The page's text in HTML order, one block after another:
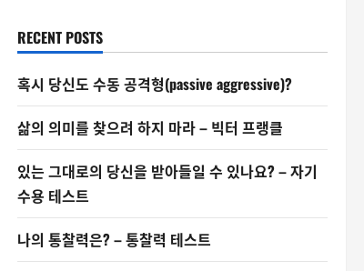
RECENT POSTS
혹시 당신도 수동 공격형(passive aggressive)?
삶의 의미를 찾으려 하지 마라 – 빅터 프랭클
있는 그대로의 당신을 받아들일 수 있나요? – 자기
수용 테스트
나의 통찰력은? – 통찰력 테스트